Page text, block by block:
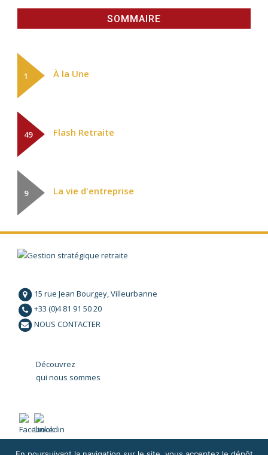
SOMMAIRE
À la Une
1
Flash Retraite
49
La vie d'entreprise
9
15 rue Jean Bourgey, Villeurbanne
+33 (0)4 81 91 50 20
NOUS CONTACTER
Découvrez
qui nous sommes